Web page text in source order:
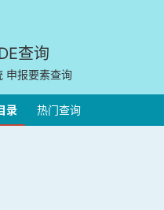
查询
申报要素查询
录 热门查询